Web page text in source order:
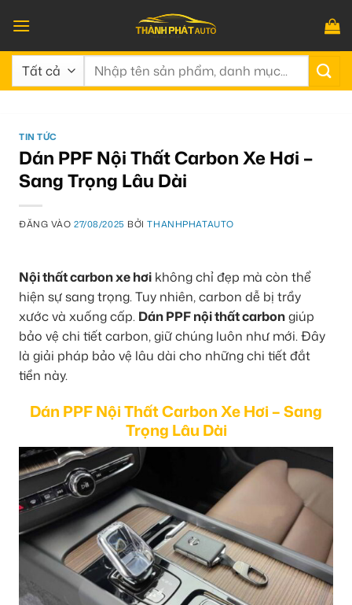
qua
nội
dung
Tìm
TIN TỨC
Dán PPF Nội Thất Carbon Xe Hơi –
Sang Trọng Lâu Dài
ĐĂNG VÀO27/08/2025 BỞITHANHPHATAUTO
Nội thất carbon xe hơi không chỉ đẹp mà còn thể
hiện sự sang trọng. Tuy nhiên, carbon dễ bị trầy
xước và xuống cấp. Dán PPF nội thất carbongiúp
bảo vệ chi tiết carbon, giữ chúng luôn như mới. Đây
là giải pháp bảo vệ lâu dài cho những chi tiết đắt
tiền này.
Dán PPF Nội Thất Carbon Xe Hơi – Sang
Trọng Lâu Dài